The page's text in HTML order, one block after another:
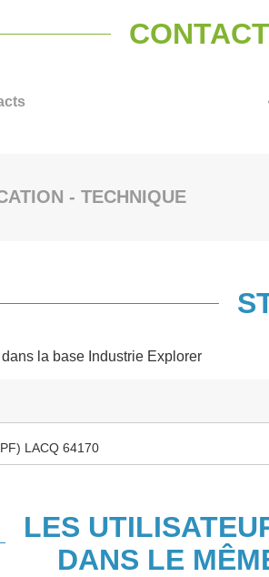
- TECHNIQUE
la base Industrie Explorer
LACQ 64170
LES
DANS LE